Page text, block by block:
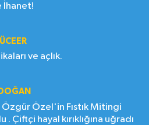
İhanet!
ve açlık.
Özgür Özel'in Fıstık Mitingi
. Çiftçi hayal kırıklığına uğradı